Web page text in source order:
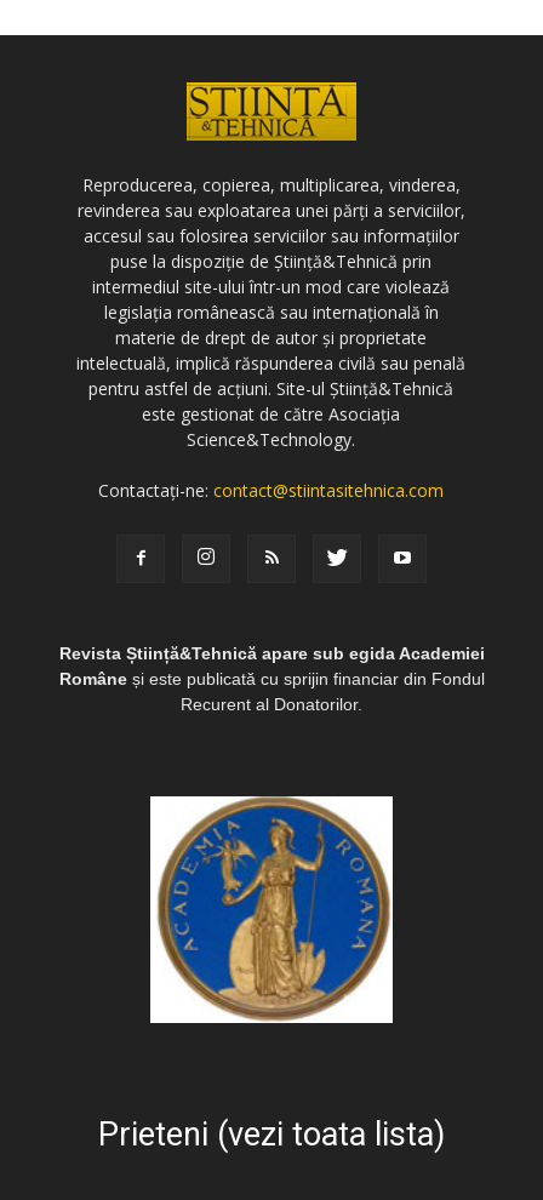
Reproducerea, copierea, multiplicarea, vinderea,
revinderea sau exploatarea unei părți a serviciilor,
accesul sau folosirea serviciilor sau informațiilor
puse la dispoziție de Știință&Tehnică prin
intermediul site-ului într-un mod care violează
legislația românească sau internațională în
materie de drept de autor și proprietate
intelectuală, implică răspunderea civilă sau penală
pentru astfel de acțiuni. Site-ul Știință&Tehnică
este gestionat de către Asociația
Science&Technology.
Contactați-ne:contact@stiintasitehnica.com
Revista Știință&Tehnică apare sub egida Academiei
Româneși este publicată cu sprijin financiar din Fondul
Recurent al Donatorilor.
Prieteni (vezi toata lista)